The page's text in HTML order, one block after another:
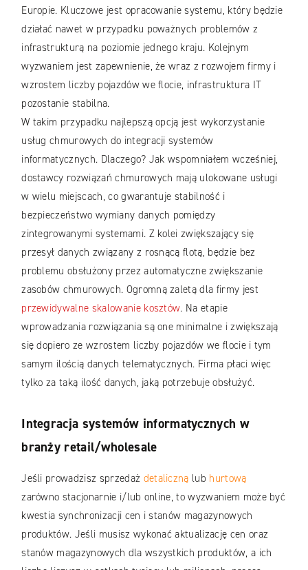
Europie. Kluczowe jest opracowanie systemu, który będzie
działać nawet w przypadku poważnych problemów z
infrastrukturą na poziomie jednego kraju. Kolejnym
wyzwaniem jest zapewnienie, że wraz z rozwojem firmy i
wzrostem liczby pojazdów we flocie, infrastruktura IT
pozostanie stabilna.
W takim przypadku najlepszą opcją jest wykorzystanie
usług chmurowych do integracji systemów
informatycznych. Dlaczego? Jak wspomniałem wcześniej,
dostawcy rozwiązań chmurowych mają ulokowane usługi
w wielu miejscach, co gwarantuje stabilność i
bezpieczeństwo wymiany danych pomiędzy
zintegrowanymi systemami. Z kolei zwiększający się
przesył danych związany z rosnącą flotą, będzie bez
problemu obsłużony przez automatyczne zwiększanie
zasobów chmurowych. Ogromną zaletą dla firmy jest
przewidywalne skalowanie kosztów. Na etapie
wprowadzania rozwiązania są one minimalne i zwiększają
się dopiero ze wzrostem liczby pojazdów we flocie i tym
samym ilością danych telematycznych. Firma płaci więc
tylko za taką ilość danych, jaką potrzebuje obsłużyć.
Integracja systemów informatycznych w
branży retail/wholesale
Jeśli prowadzisz sprzedaż detaliczną lub hurtową
zarówno stacjonarnie i/lub online, to wyzwaniem może być
kwestia synchronizacji cen i stanów magazynowych
produktów. Jeśli musisz wykonać aktualizację cen oraz
stanów magazynowych dla wszystkich produktów, a ich